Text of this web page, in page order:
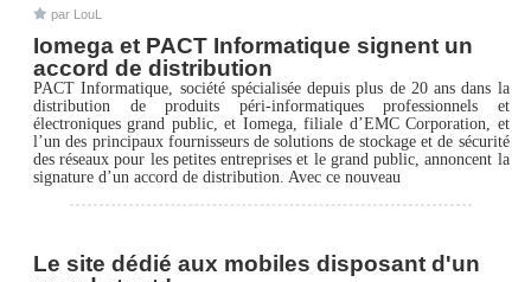
par LouL
Iomega et PACT Informatique signent un
accord de distribution
PACT Informatique, société spécialisée depuis plus de 20 ans dans la
distribution de produits péri-informatiques professionnels et
électroniques grand public, et Iomega, filiale d’EMC Corporation, et
l’un des principaux fournisseurs de solutions de stockage et de sécurité
des réseaux pour les petites entreprises et le grand public, annoncent la
signature d’un accord de distribution. Avec ce nouveau
Le site dédié aux mobiles disposant d'un